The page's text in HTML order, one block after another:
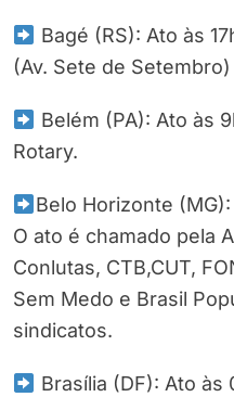
Bagé (RS): Ato às
(Av. Sete de Setembro)
Belém (PA): Ato às
Rotary.
Belo Horizonte
O ato é chamado pela
Conlutas, CTB,CUT,
Sem Medo e Brasil
sindicatos.
Brasília (DF): Ato